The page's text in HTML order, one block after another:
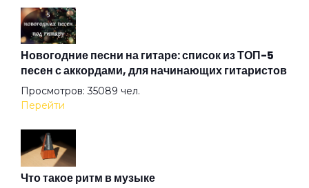
Арена
Аристократы
Ассоль
Новогодние песни на гитаре: список из ТОП-5
песен с аккордами, для начинающих гитаристов
Просмотров: 35089 чел.
Перейти
Что такое ритм в музыке